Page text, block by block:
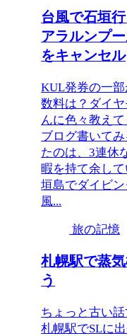
台風で石垣
アラルンプ
をキャンセル
KUL発券の一
数料は？ダイ
んに色々教え
ブログ書いて
たのは、3連休
暇を持て余し
垣島でダイビ
風...
旅の記憶
札幌駅で蒸
う
ちょっと古い話
札幌駅でSLに